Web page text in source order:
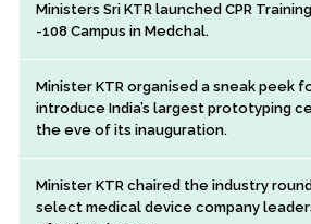
Ministers Sri KTR launched CPR
-108 Campus in Medchal.
Minister KTR organised a sneak peek
introduce India’s largest prototyping
the eve of its inauguration.
Minister KTR chaired the industry
select medical device company